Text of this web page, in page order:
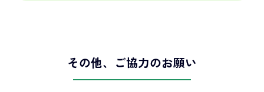
その他、ご協力のお願い